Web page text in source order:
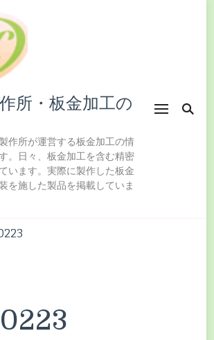
所・板金加工の
作所が運営する板金加工の情
。日々、板金加工を含む精密
います。実際に製作した板金
を施した製品を掲載していま